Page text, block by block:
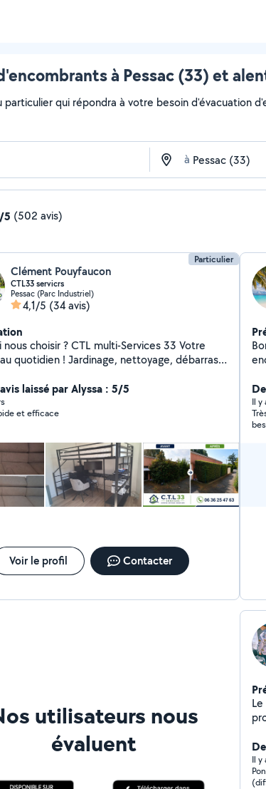
à Pessac (33) et
qui répondra à votre besoin d'évacuation
à
5 (502 avis)
Particulier
Clément Pouyfaucon
CTL33 servicrs
Pessac (Parc Industriel)
4,1/5 (34 avis)
? CTL multi-Services 33 Votre
quotidien ! Jardinage, nettoyage, débarras
plomberie etc.... Nous sommes là pour vous
la vie avec des services rapides, efficaces et
Travail soigné et professionnel
Zone d'intervention : Gironde
laissé par Alyssa : 5/5
et efficace
Voir le profil Contacter
Il y
Très
utilisateurs nous
évaluent
Il y